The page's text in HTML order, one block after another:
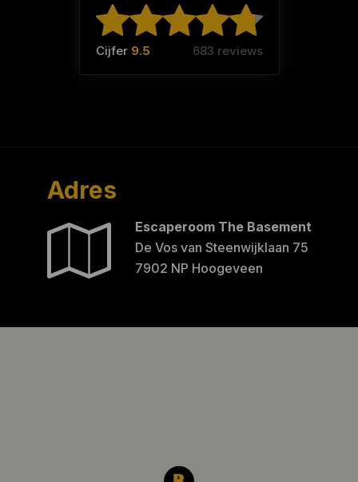
Cijfer 9.5 683 reviews
Adres
Escaperoom The Basement
De Vos van Steenwijklaan 75
7902 NP Hoogeveen